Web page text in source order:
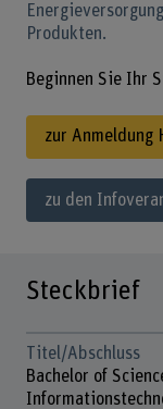
Produkten.
Beginnen Sie Ihr
zur Anmeldung
zu den
Steckbrief
Titel/Abschluss
Bachelor of